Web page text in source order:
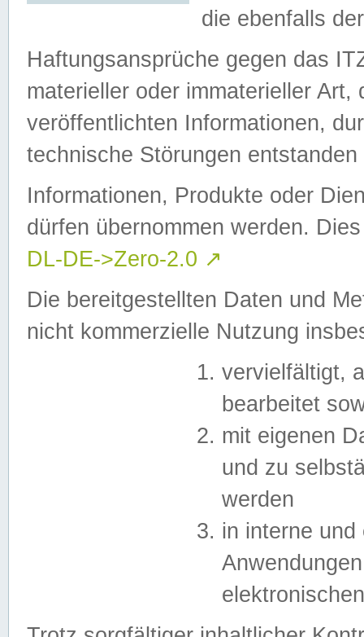
die ebenfalls
Haftungsansprüche gegen das
materieller oder immaterieller
veröffentlichten Informationen,
technische Störungen
Informationen, Produkte oder
dürfen übernommen werden.
DL-DE->Zero-2.0 ↗
Die bereitgestellten Daten und
nicht kommerzielle Nutzung
vervielfältigt,
bearbeitet
mit eigenen
und zu
werden
in interne